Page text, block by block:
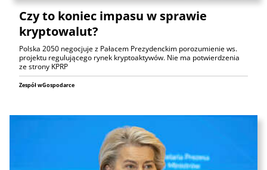
Czy to koniec impasu w sprawie
kryptowalut?
Polska 2050 negocjuje z Pałacem Prezydenckim porozumienie ws.
projektu regulującego rynek kryptoaktywów. Nie ma potwierdzenia
ze strony KPRP
Zespół wGospodarce